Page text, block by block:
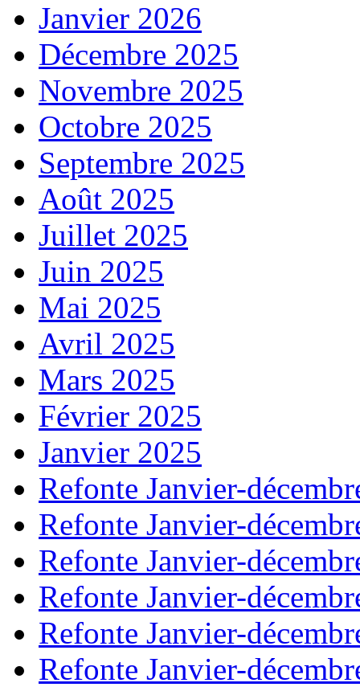
Janvier 2026
Décembre 2025
Novembre 2025
Octobre 2025
Septembre 2025
Août 2025
Juillet 2025
Juin 2025
Mai 2025
Avril 2025
Mars 2025
Février 2025
Janvier 2025
Refonte Janvier-
Refonte Janvier-
Refonte Janvier-
Refonte Janvier-
Refonte Janvier-
Refonte Janvier-